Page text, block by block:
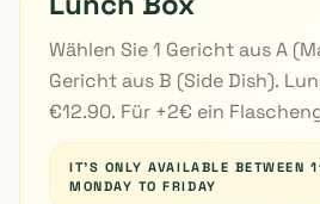
Lunch Box